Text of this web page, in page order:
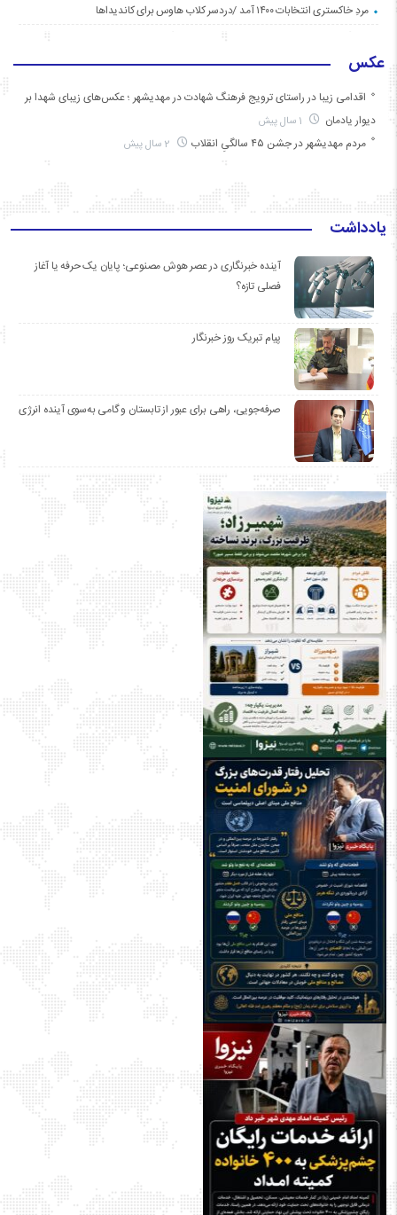
مردِ خاکستری انتخابات ۱۴۰۰ آمد /دردسر کلاب هاوس برای کاندیداها
عکس
اقدامی زیبا در راستای ترویج فرهنگ شهادت در مهدیشهر ؛ عکس‌های زیبای شهدا بر
دیوار یادمان
مردم مهدیشهر در جشن ۴۵ سالگیِ انقلاب
یادداشت
آینده خبرنگاری در عصر هوش مصنوعی؛ پایان یک حرفه یا آغاز
فصلی تازه؟
پیام تبریک روز خبرنگار
صرفه‌جویی، راهی برای عبور از تابستان و گامی به‌سوی آینده انرژی